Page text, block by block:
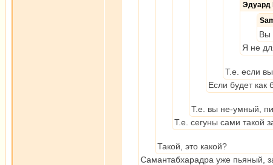
Эдуард
Вы
Я не
Т.е. если вы
Если будет как
Т.е. вы не-умный,
Т.е. сегуны сами такой
Такой, это какой?
Самантабхарадра уже пьяный,